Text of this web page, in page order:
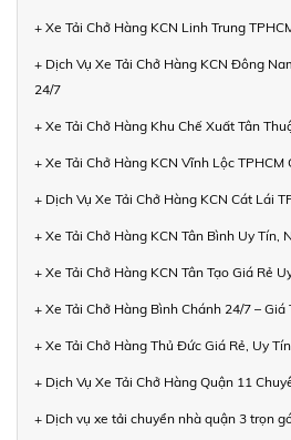
+ Xe Tải Chở Hàng KCN Linh Trung
+ Dịch Vụ Xe Tải Chở Hàng KCN Đông
24/7
+ Xe Tải Chở Hàng Khu Chế Xuất Tân
+ Xe Tải Chở Hàng KCN Vĩnh Lộc
+ Dịch Vụ Xe Tải Chở Hàng KCN Cát Lái
+ Xe Tải Chở Hàng KCN Tân Bình Uy Tín,
+ Xe Tải Chở Hàng KCN Tân Tạo Giá Rẻ
+ Xe Tải Chở Hàng Bình Chánh 24/7 – Giá
+ Xe Tải Chở Hàng Thủ Đức Giá Rẻ, Uy
+ Dịch Vụ Xe Tải Chở Hàng Quận 11
+ Dịch vụ xe tải chuyển nhà quận 3 trọn